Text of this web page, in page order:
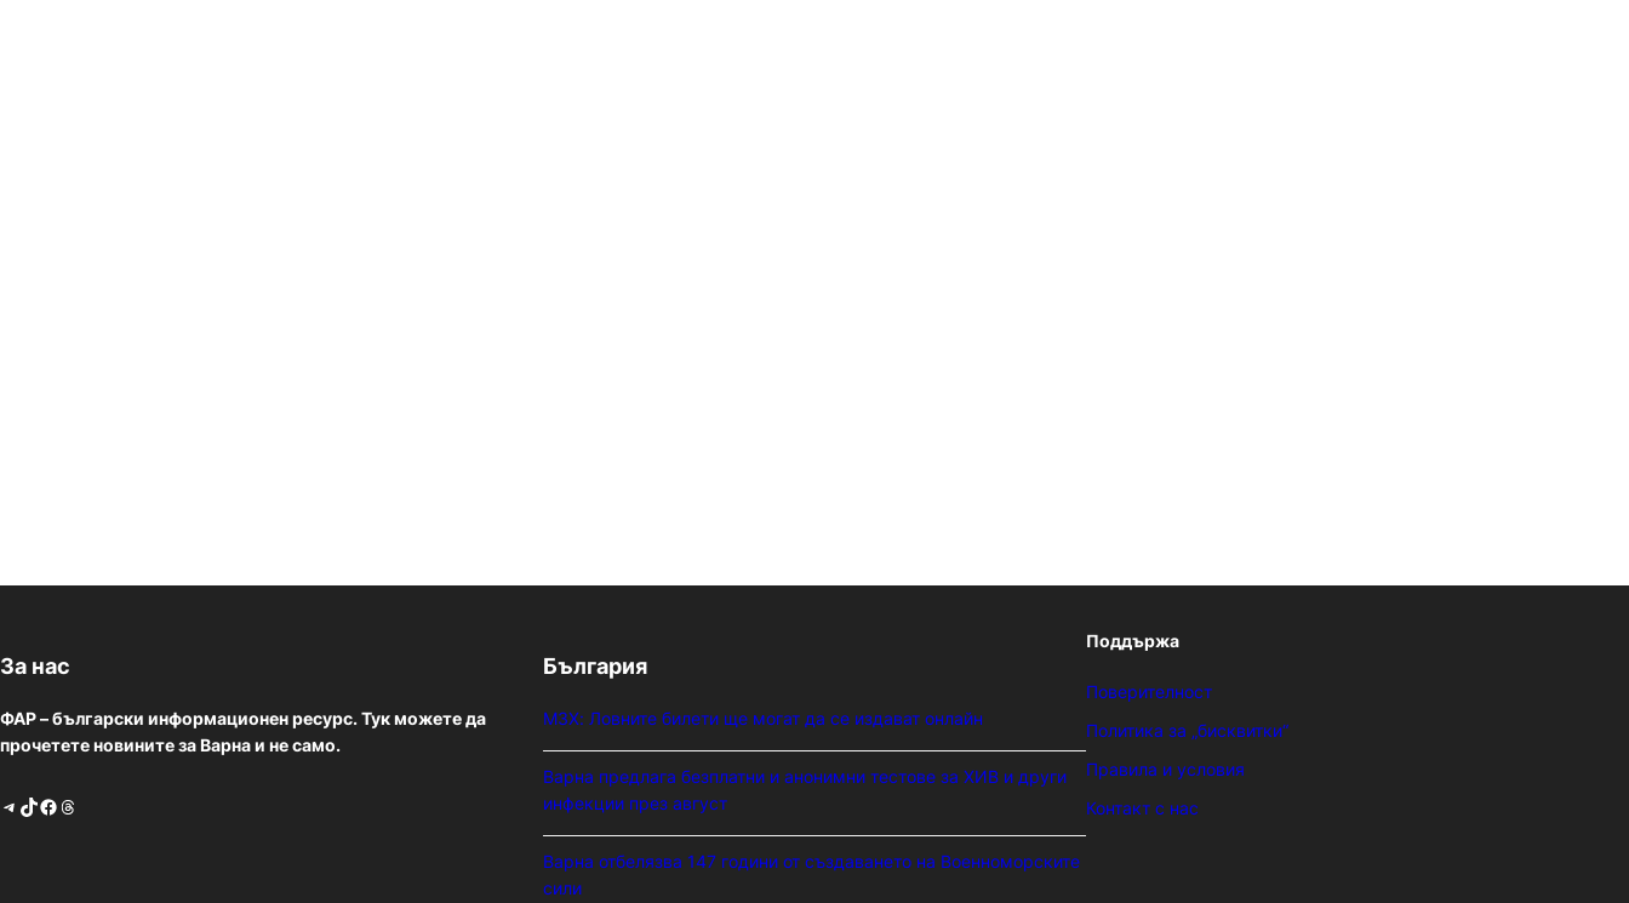
За нас
ФАР – български информационен ресурс. Тук можете да
прочетете новините за Варна и не само.
Telegram TikTok Facebook Threads
България
МЗХ: Ловните билети ще могат да се издават онлайн
Варна предлага безплатни и анонимни тестове за ХИВ и други
инфекции през август
Варна отбелязва 147 години от създаването на Военноморските
сили
Поддържа
Поверителност
Политика за „бисквитки“
Правила и условия
Контакт с нас